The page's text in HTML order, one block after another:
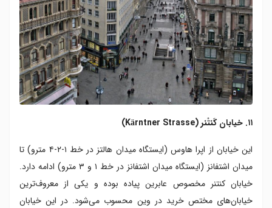
۱۱. خیابان کَنتْنر (Kärntner Strasse)
این خیابان از اپرا هاوس (ایستگاه میدان هالتز در خط ۱-۲-۴ مترو) تا
میدان اشتفانز (ایستگاه میدان اشتفانز در خط ۱ و ۳ مترو) ادامه دارد.
خیابان کنتنر مخصوص عابرین پیاده بوده و یکی از معروف‌ترین
خیابان‌های مختص خرید در وین محسوب می‌شود. در این خیابان